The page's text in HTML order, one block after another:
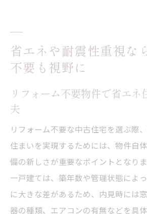
省エネや耐震性重視な
不要も視野に
リフォーム不要物件で省エネ
夫
リフォーム不要な中古住宅を選ぶ際
住まいを実現するためには、物件自
備の新しさが重要なポイントとなり
一戸建ては、築年数や管理状態によ
に大きな差があるため、内見時には
器の種類、エアコンの有無などを具